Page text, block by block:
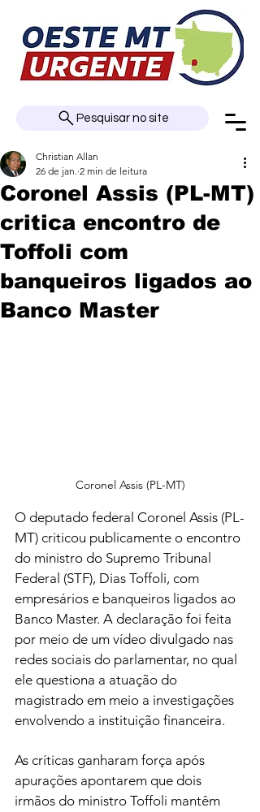
Pesquisar no site
Coronel Assis (PL-MT)
critica encontro de
Toffoli com
banqueiros ligados ao
Banco Master
Christian Allan
26 de jan. 2 min de leitura
Coronel Assis (PL-MT)
O deputado federal Coronel Assis (PL-
MT) criticou publicamente o encontro
do ministro do Supremo Tribunal
Federal (STF), Dias Toffoli, com
empresários e banqueiros ligados ao
Banco Master. A declaração foi feita
por meio de um vídeo divulgado nas
redes sociais do parlamentar, no qual
ele questiona a atuação do
magistrado em meio a investigações
envolvendo a instituição financeira.
As críticas ganharam força após
apurações apontarem que dois
irmãos do ministro Toffoli mantêm